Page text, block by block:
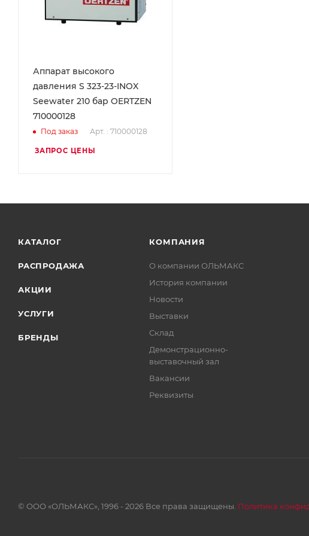
Аппарат высокого
давления S 323-23-INOX
Seewater 210 бар OERTZEN
710000128
Под заказ Арт. : 710000128
ЗАПРОС ЦЕНЫ
КАТАЛОГ
РАСПРОДАЖА
АКЦИИ
УСЛУГИ
БРЕНДЫ
КОМПАНИЯ
О компании ОЛЬМАКС
История компании
Новости
Выставки
Склад
Демонстрационно-
выставочный зал
Вакансии
Реквизиты
© ООО «ОЛЬМАКС», 1996 - 2026 Все права защищены. Политика